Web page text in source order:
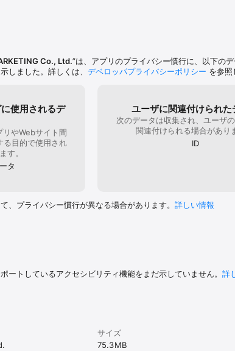
めたTポイントをご確認できます）
カで登録した一部商品が、商品クチコミできるサービス「カッ
は、Yahoo! JAPAN IDおよび、Yahoo! JAPAN IDのVポイント利
ちら。(https://tsite.jp/tm/pc/accounts/STKIp0408001.do)
Co., Ltd.”は、アプリのプライバシー慣行に、以下の
しました。詳しくは、 デベロッパプライバシーポリシー を参照
使用されるデ
リやWebサイト間
る目的で使用され
す。
タ
ユーザに関連付けられた
次のデータは収集され、ユーザ
関連付けられる場合があり
ID
、プライバシー慣行が異なる場合があります。 詳しい情報
ートしているアクセシビリティ機能をまだ示していません。 詳
サイズ
75.3 MB